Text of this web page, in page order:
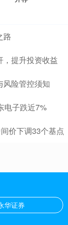
路
，提升投资收益
风险管控须知
电子跌近7%
价下调33个基点
华证券